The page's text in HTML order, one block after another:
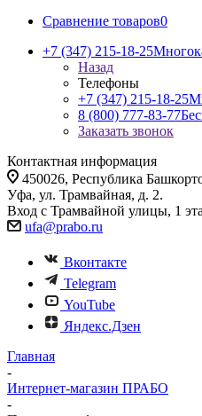
Сравнение товаров0
+7 (347) 215-18-25
Назад
Телефоны
+7 (347) 215-18-25
8 (800) 777-83-77
Заказать звонок
Контактная информация
450026, Республика
Уфа, ул. Трамвайная, д. 2.
Вход с Трамвайной улицы, 1
ufa@prabo.ru
Вконтакте
Telegram
YouTube
Яндекс.Дзен
Главная
-
Интернет-магазин ПРАБО
-